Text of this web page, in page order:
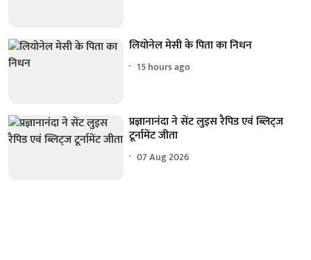
लियोनेल मेसी के पिता का निधन
15 hours ago
प्रज्ञानानंदा ने सेंट लुइस रैपिड एवं ब्लिट्ज
टूर्नामेंट जीता
07 Aug 2026